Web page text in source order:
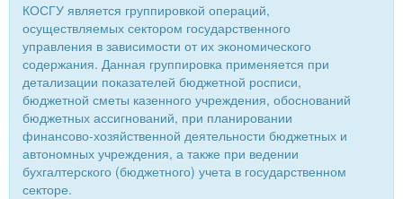
КОСГУ является группировкой операций,
осуществляемых сектором государственного
управления в зависимости от их экономического
содержания. Данная группировка применяется при
детализации показателей бюджетной росписи,
бюджетной сметы казенного учреждения, обоснований
бюджетных ассигнований, при планировании
финансово-хозяйственной деятельности бюджетных и
автономных учреждения, а также при ведении
бухгалтерского (бюджетного) учета в государственном
секторе.